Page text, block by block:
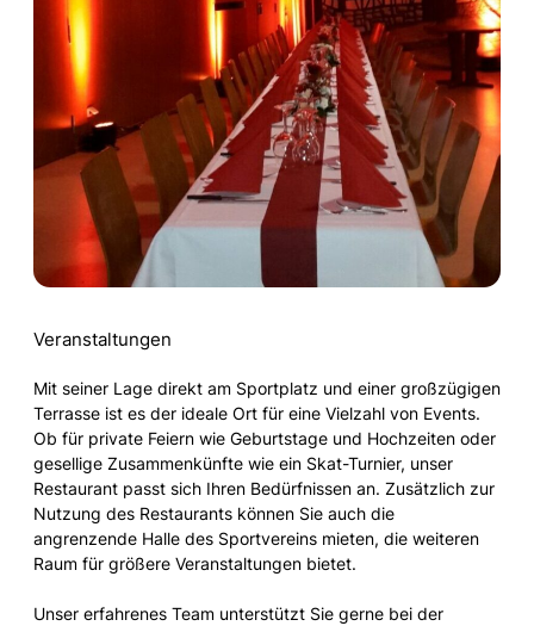
Veranstaltungen
Mit seiner Lage direkt am Sportplatz und einer großzügigen
Terrasse ist es der ideale Ort für eine Vielzahl von Events.
Ob für private Feiern wie Geburtstage und Hochzeiten oder
gesellige Zusammenkünfte wie ein Skat-Turnier, unser
Restaurant passt sich Ihren Bedürfnissen an. Zusätzlich zur
Nutzung des Restaurants können Sie auch die
angrenzende Halle des Sportvereins mieten, die weiteren
Raum für größere Veranstaltungen bietet.
Unser erfahrenes Team unterstützt Sie gerne bei der